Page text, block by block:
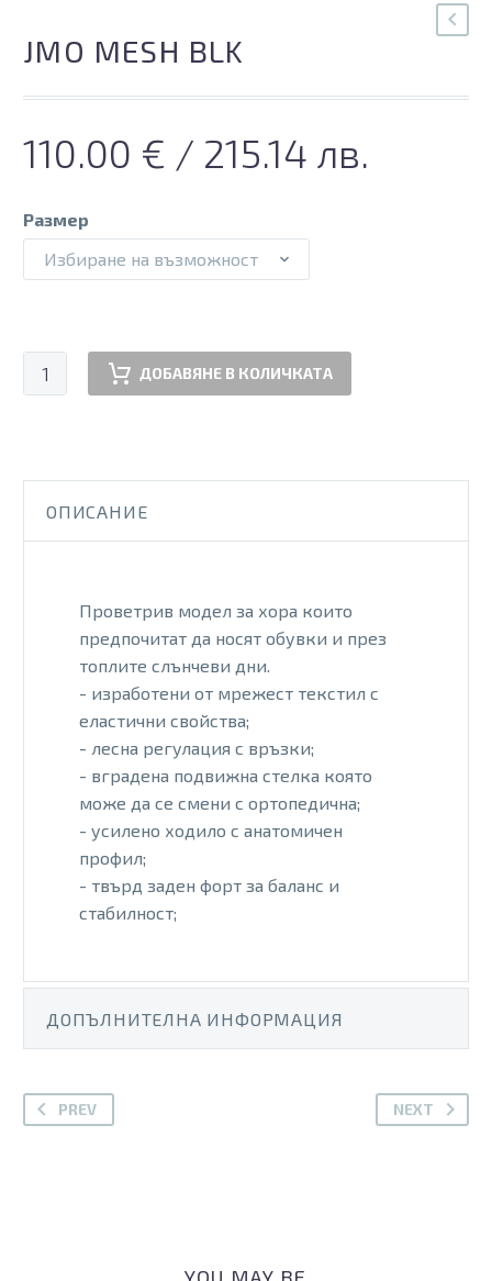
JMO MESH BLK
110.00 € / 215.14 лв.
Размер
Избиране на възможност
количество
за
BLK
ДОБАВЯНЕ В КОЛИЧКАТА
ОПИСАНИЕ
Проветрив модел за хора които
предпочитат да носят обувки и през
топлите слънчеви дни.
- изработени от мрежест текстил с
еластични свойства;
- лесна регулация с връзки;
- вградена подвижна стелка която
може да се смени с ортопедична;
- усилено ходило с анатомичен
профил;
- твърд заден форт за баланс и
стабилност;
ДОПЪЛНИТЕЛНА ИНФОРМАЦИЯ
PREV NEXT